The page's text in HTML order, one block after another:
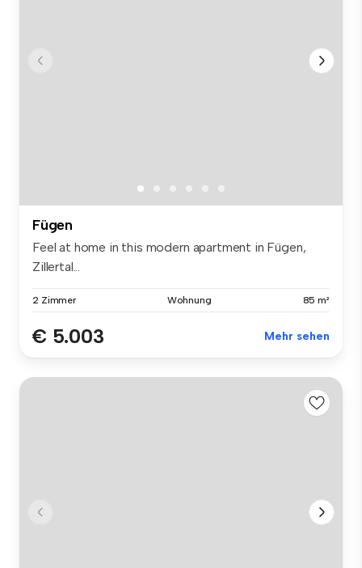
Fügen
Feel at home in this modern apartment in Fügen,
Zillertal...
2 Zimmer Wohnung 85 m²
€ 5.003 Mehr sehen